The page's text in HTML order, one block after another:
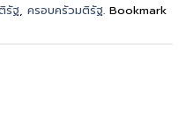
รัฐ, ครอบครัวมติรัฐ. Bookmark